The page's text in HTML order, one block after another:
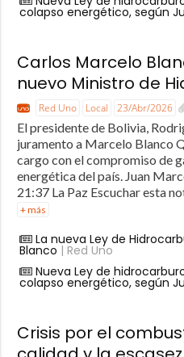
colapso energético, según
Carlos Marcelo
nuevo Ministro de
Red Uno Local 23/Abr/2026
El presidente de Bolivia,
juramento a Marcelo Blanco
cargo con el compromiso de
energética del país. Juan
21:37 La Paz Escuchar esta
+ más
La nueva Ley de
Blanco | Red Uno
Nueva Ley de
colapso energético, según
Crisis por el